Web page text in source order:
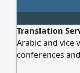
Translation
Arabic and vice
conferences